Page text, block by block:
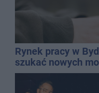
Rynek pracy w
szukać nowych